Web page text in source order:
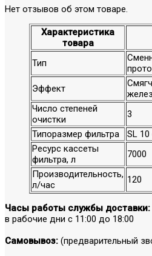
Нет отзывов об этом товаре.
Характеристика
товара
Тип
Эффект
Число степеней
очистки
3
Типоразмер фильтра
SL 10
Ресурс кассеты
фильтра, л
7000
Производительность,
л/час
120
Часы работы службы доставки:
в рабочие дни с 11:00 до 18:00
Самовывоз: (предварительный